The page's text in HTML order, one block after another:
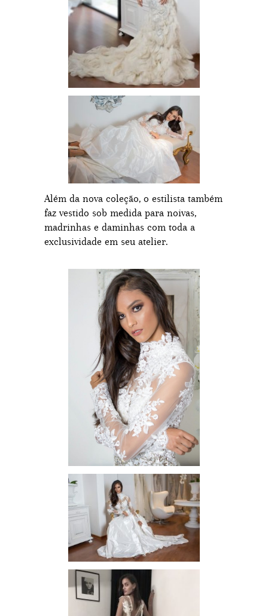
Além da nova coleção, o estilista também
faz vestido sob medida para noivas,
madrinhas e daminhas com toda a
exclusividade em seu atelier.